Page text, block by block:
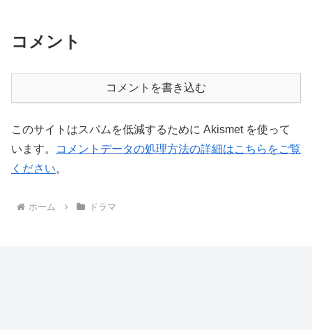
コメント
コメントを書き込む
このサイトはスパムを低減するために Akismet を使って
います。
コメントデータの処理方法の詳細はこちらをご覧
ください。
ホーム ドラマ